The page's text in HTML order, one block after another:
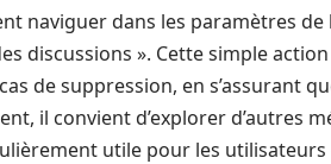
naviguer dans les paramètres de
discussions ». Cette simple
de suppression, en s’assurant
il convient d’explorer d’autres
utile pour les utilisateurs